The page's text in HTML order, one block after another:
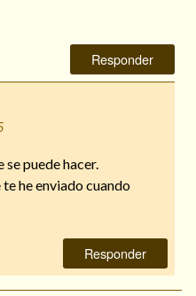
Responder
se puede hacer.
he enviado cuando
Responder